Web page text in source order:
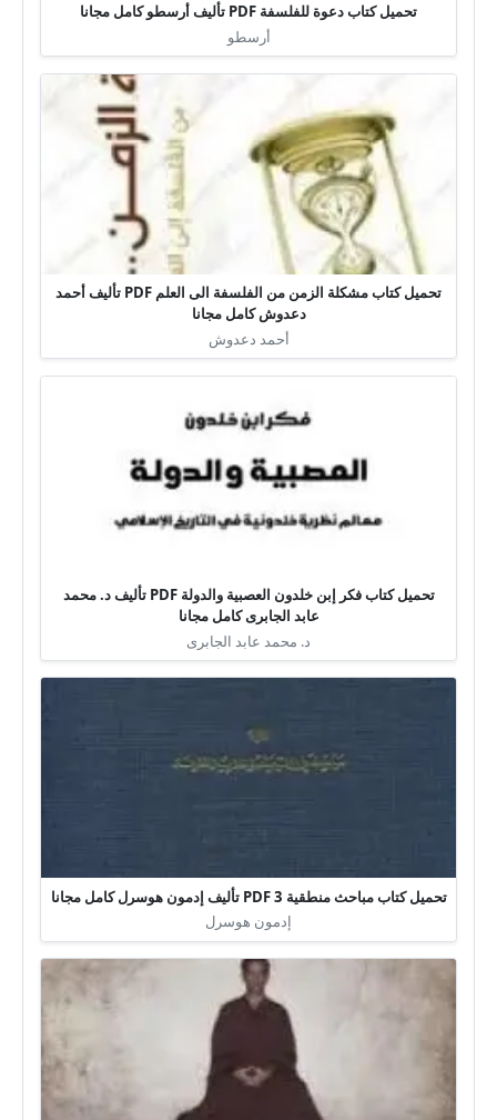
تحميل كتاب دعوة للفلسفة PDF تأليف أرسطو كامل مجانا
أرسطو
تحميل كتاب مشكلة الزمن من الفلسفة الى العلم PDF تأليف أحمد
دعدوش كامل مجانا
أحمد دعدوش
تحميل كتاب فكر إبن خلدون العصبية والدولة PDF تأليف د. محمد
عابد الجابرى كامل مجانا
د. محمد عابد الجابرى
تحميل كتاب مباحث منطقية 3 PDF تأليف إدمون هوسرل كامل مجانا
إدمون هوسرل